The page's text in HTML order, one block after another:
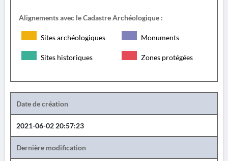
Alignements avec le Cadastre Archéologique :
Sites archéologiques Monuments
Sites historiques Zones protégées
Date de création
2021-06-02 20:57:23
Dernière modification